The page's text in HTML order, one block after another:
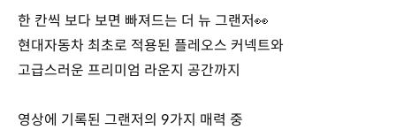
한 칸씩 보다 보면 빠져드는 더 뉴 그랜저👀
현대자동차 최초로 적용된 플레오스 커넥트와
고급스러운 프리미엄 라운지 공간까지
영상에 기록된 그랜저의 9가지 매력 중